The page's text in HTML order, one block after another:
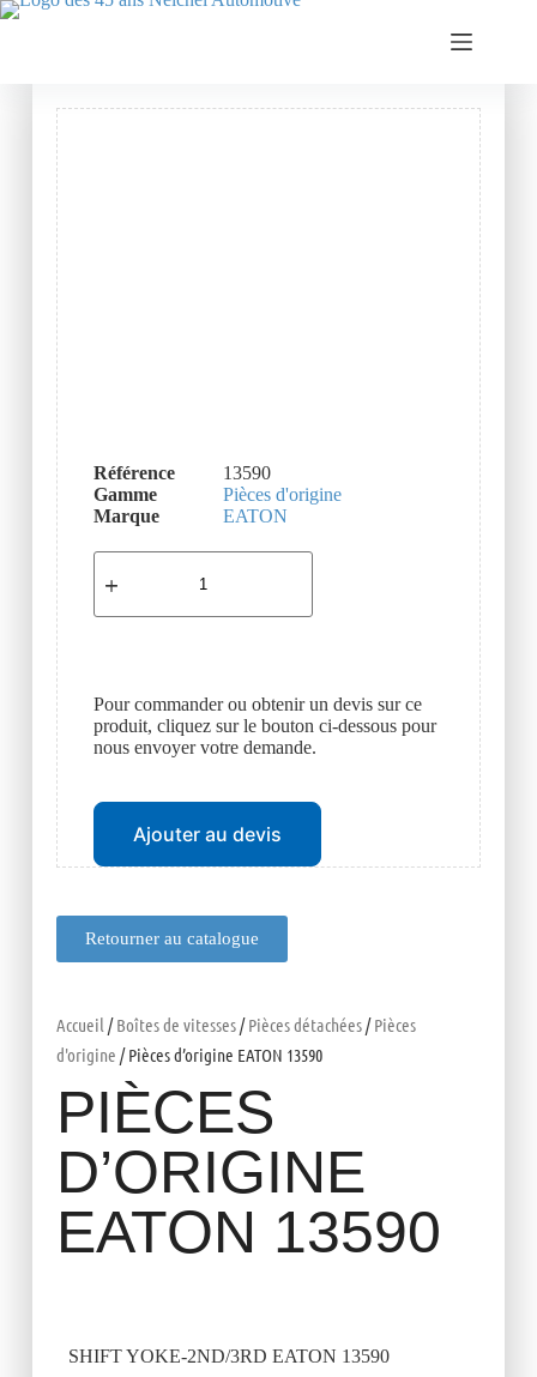
Retourner au catalogue
Accueil /Boîtes de vitesses/Pièces détachées/Pièces
d'origine / Pièces d’origine EATON 13590
PIÈCES
D’ORIGINE
EATON 13590
SHIFT YOKE-2ND/3RD EATON 13590
Référence
13590
Gamme
Pièces d'origine
Marque
EATON
Pour commander ou obtenir un devis sur ce
produit, cliquez sur le bouton ci-dessous pour
nous envoyer votre demande.
Ajouter au devis